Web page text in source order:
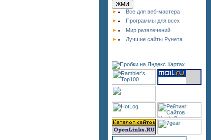
Все для веб-мастера
Программы для всех
Мир развлечений
Лучшие сайты Рунета